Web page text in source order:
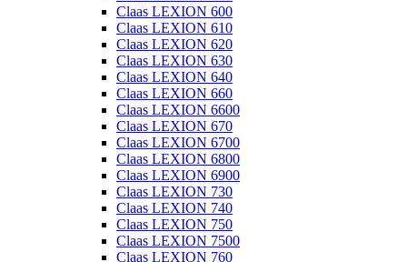
Claas LEXION 600
Claas LEXION 610
Claas LEXION 620
Claas LEXION 630
Claas LEXION 640
Claas LEXION 660
Claas LEXION 6600
Claas LEXION 670
Claas LEXION 6700
Claas LEXION 6800
Claas LEXION 6900
Claas LEXION 730
Claas LEXION 740
Claas LEXION 750
Claas LEXION 7500
Claas LEXION 760